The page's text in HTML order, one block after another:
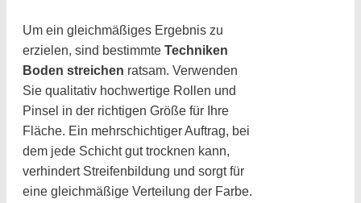
Um ein gleichmäßiges Ergebnis zu
erzielen, sind bestimmte Techniken
Boden streichen ratsam. Verwenden
Sie qualitativ hochwertige Rollen und
Pinsel in der richtigen Größe für Ihre
Fläche. Ein mehrschichtiger Auftrag, bei
dem jede Schicht gut trocknen kann,
verhindert Streifenbildung und sorgt für
eine gleichmäßige Verteilung der Farbe.